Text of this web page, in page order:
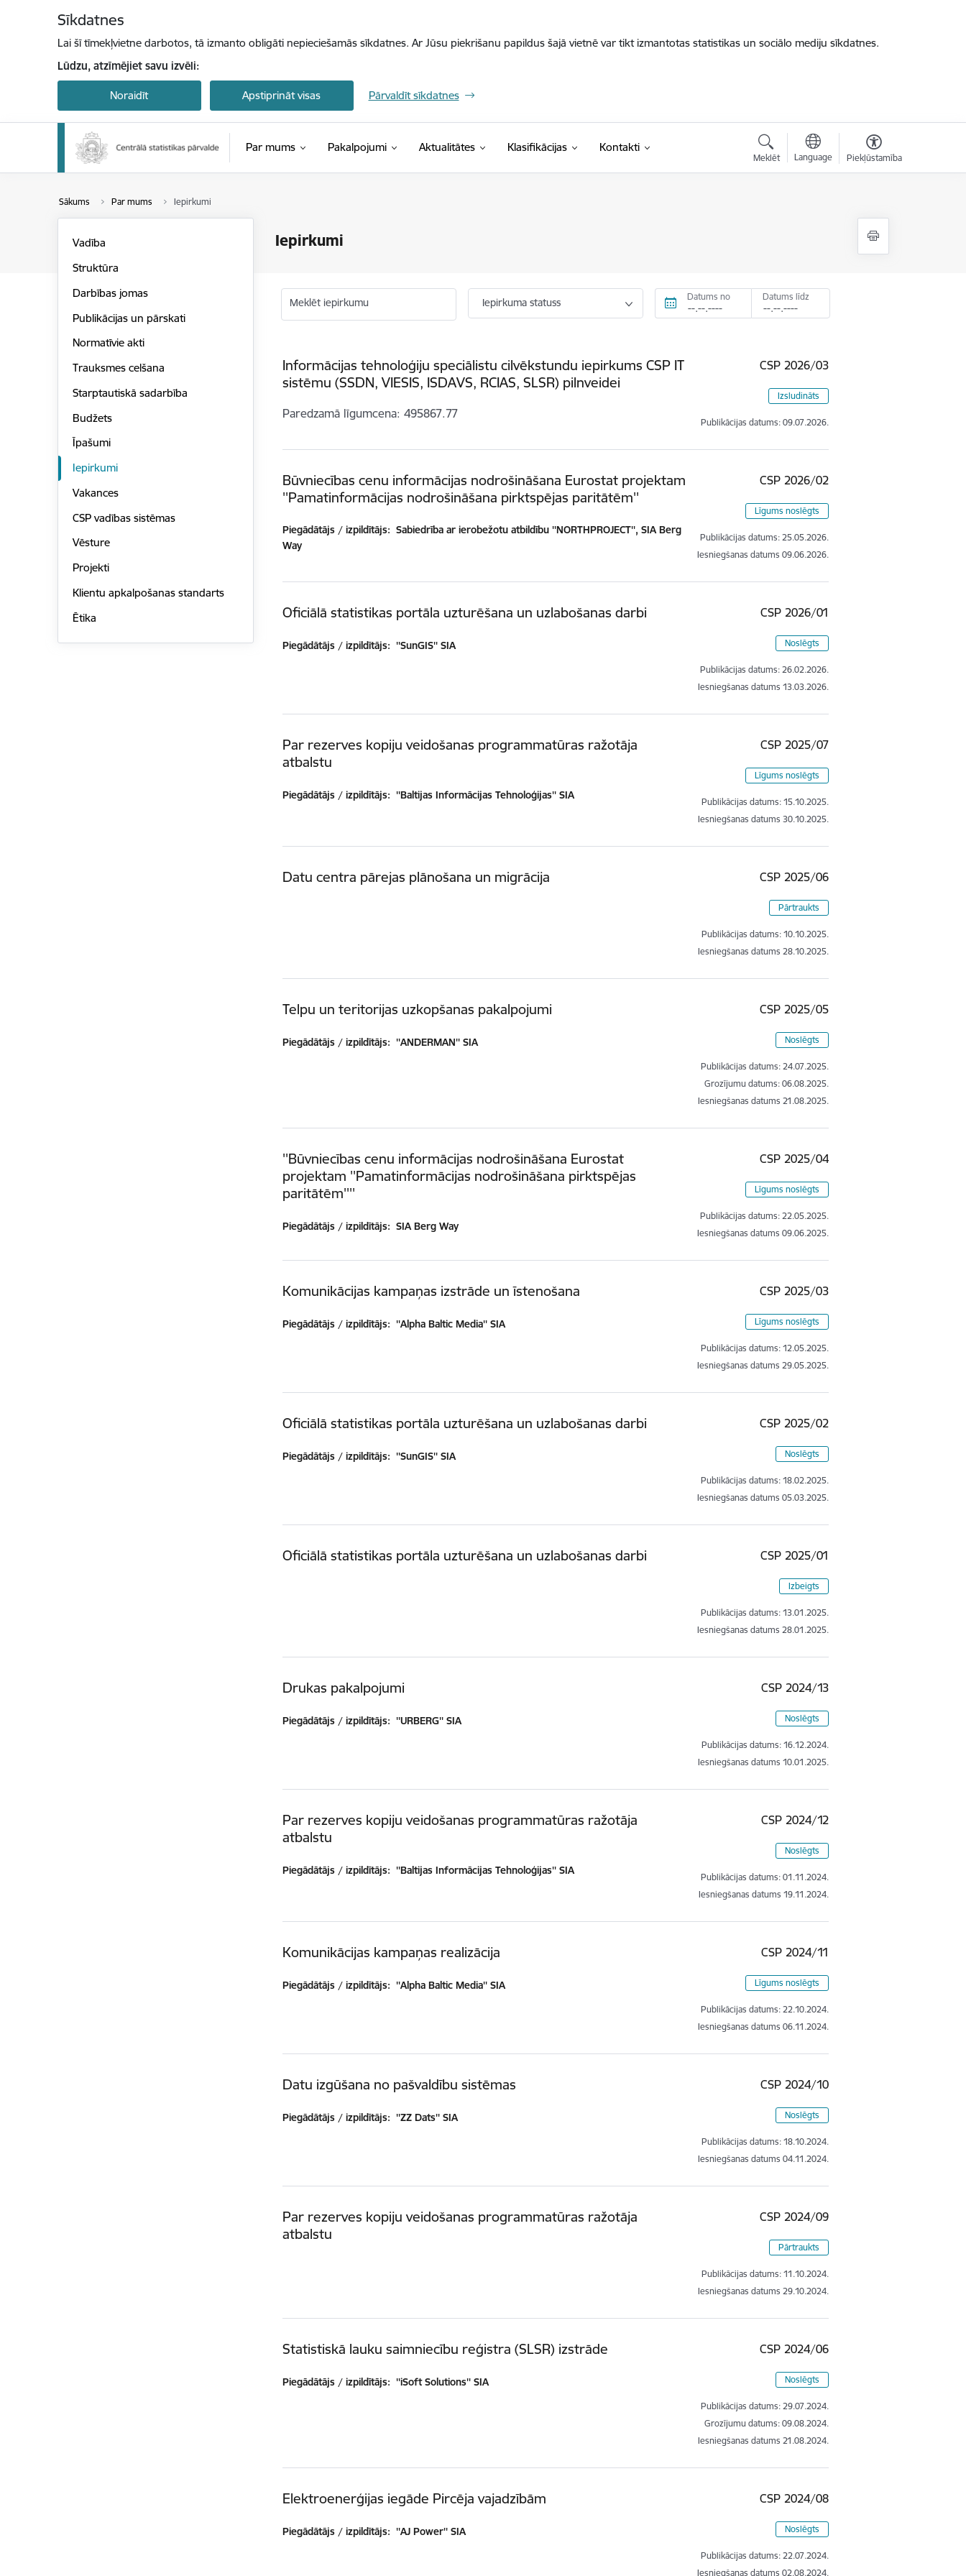
Sīkdatnes
Lai šī tīmekļvietne darbotos, tā izmanto obligāti nepieciešamās sīkdatnes. Ar Jūsu piekrišanu papildus šajā vietnē var tikt izmantotas statistikas un sociālo mediju sīkdatnes.
Lūdzu, atzīmējiet savu izvēli:
Noraidīt Apstiprināt visas Pārvaldīt sīkdatnes
Par mums Pakalpojumi Aktualitātes Klasifikācijas(Ārējā saite)
Kontakti
Meklēt Language Piekļūstamība
Sākums Par mums Iepirkumi
Iepirkumi
Vadība
Struktūra
Darbības jomas
Publikācijas un pārskati
Normatīvie akti
Trauksmes celšana
Starptautiskā sadarbība
Budžets
Īpašumi
Iepirkumi
Vakances
CSP vadības sistēmas
Vēsture
Projekti
Klientu apkalpošanas standarts
Ētika
Meklēt iepirkumu Iepirkuma statuss Datums no Datums līdz
Informācijas tehnoloģiju speciālistu cilvēkstundu iepirkums CSP IT
sistēmu (SSDN, VIESIS, ISDAVS, RCIAS, SLSR) pilnveidei
Paredzamā līgumcena 495867.77
CSP 2026/03
Izsludināts
Publikācijas datums: 09.07.2026.
Būvniecības cenu informācijas nodrošināšana Eurostat projektam
''Pamatinformācijas nodrošināšana pirktspējas paritātēm''
Piegādātājs / izpildītājs: Sabiedrība ar ierobežotu atbildību ''NORTHPROJECT'', SIA Berg
Way
CSP 2026/02
Līgums noslēgts
Publikācijas datums: 25.05.2026.
Iesniegšanas datums 09.06.2026.
Oficiālā statistikas portāla uzturēšana un uzlabošanas darbi
Piegādātājs / izpildītājs: ''SunGIS'' SIA
CSP 2026/01
Noslēgts
Publikācijas datums: 26.02.2026.
Iesniegšanas datums 13.03.2026.
Par rezerves kopiju veidošanas programmatūras ražotāja
atbalstu
Piegādātājs / izpildītājs: ''Baltijas Informācijas Tehnoloģijas'' SIA
CSP 2025/07
Līgums noslēgts
Publikācijas datums: 15.10.2025.
Iesniegšanas datums 30.10.2025.
Datu centra pārejas plānošana un migrācija CSP 2025/06
Pārtraukts
Publikācijas datums: 10.10.2025.
Iesniegšanas datums 28.10.2025.
Telpu un teritorijas uzkopšanas pakalpojumi
Piegādātājs / izpildītājs: ''ANDERMAN'' SIA
CSP 2025/05
Noslēgts
Publikācijas datums: 24.07.2025.
Grozījumu datums: 06.08.2025.
Iesniegšanas datums 21.08.2025.
''Būvniecības cenu informācijas nodrošināšana Eurostat
projektam ''Pamatinformācijas nodrošināšana pirktspējas
paritātēm''''
Piegādātājs / izpildītājs: SIA Berg Way
CSP 2025/04
Līgums noslēgts
Publikācijas datums: 22.05.2025.
Iesniegšanas datums 09.06.2025.
Komunikācijas kampaņas izstrāde un īstenošana
Piegādātājs / izpildītājs: ''Alpha Baltic Media'' SIA
CSP 2025/03
Līgums noslēgts
Publikācijas datums: 12.05.2025.
Iesniegšanas datums 29.05.2025.
Oficiālā statistikas portāla uzturēšana un uzlabošanas darbi
Piegādātājs / izpildītājs: ''SunGIS'' SIA
CSP 2025/02
Noslēgts
Publikācijas datums: 18.02.2025.
Iesniegšanas datums 05.03.2025.
Oficiālā statistikas portāla uzturēšana un uzlabošanas darbi CSP 2025/01
Izbeigts
Publikācijas datums: 13.01.2025.
Iesniegšanas datums 28.01.2025.
Drukas pakalpojumi
Piegādātājs / izpildītājs: ''URBERG'' SIA
CSP 2024/13
Noslēgts
Publikācijas datums: 16.12.2024.
Iesniegšanas datums 10.01.2025.
Par rezerves kopiju veidošanas programmatūras ražotāja
atbalstu
Piegādātājs / izpildītājs: ''Baltijas Informācijas Tehnoloģijas'' SIA
CSP 2024/12
Noslēgts
Publikācijas datums: 01.11.2024.
Iesniegšanas datums 19.11.2024.
Komunikācijas kampaņas realizācija
Piegādātājs / izpildītājs: ''Alpha Baltic Media'' SIA
CSP 2024/11
Līgums noslēgts
Publikācijas datums: 22.10.2024.
Iesniegšanas datums 06.11.2024.
Datu izgūšana no pašvaldību sistēmas
Piegādātājs / izpildītājs: ''ZZ Dats'' SIA
CSP 2024/10
Noslēgts
Publikācijas datums: 18.10.2024.
Iesniegšanas datums 04.11.2024.
Par rezerves kopiju veidošanas programmatūras ražotāja
atbalstu
CSP 2024/09
Pārtraukts
Publikācijas datums: 11.10.2024.
Iesniegšanas datums 29.10.2024.
Statistiskā lauku saimniecību reģistra (SLSR) izstrāde
Piegādātājs / izpildītājs: ''iSoft Solutions'' SIA
CSP 2024/06
Noslēgts
Publikācijas datums: 29.07.2024.
Grozījumu datums: 09.08.2024.
Iesniegšanas datums 21.08.2024.
Elektroenerģijas iegāde Pircēja vajadzībām
Piegādātājs / izpildītājs: ''AJ Power'' SIA
CSP 2024/08
Noslēgts
Publikācijas datums: 22.07.2024.
Iesniegšanas datums 02.08.2024.